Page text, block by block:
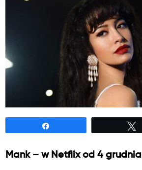
Mank – w Netflix od 4 grudnia